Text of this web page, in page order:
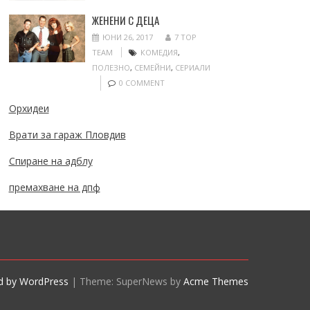
ЖЕНЕНИ С ДЕЦА
ЮНИ 26, 2017
7 TOP
TEAM
КОМЕДИЯ,
ПОЛЕЗНО, СЕМЕЙНИ, СЕРИАЛИ
0 COMMENT
Орхидеи
Врати за гараж Пловдив
Спиране на адблу
премахване на дпф
by WordPress | Theme: SuperNews by Acme Themes